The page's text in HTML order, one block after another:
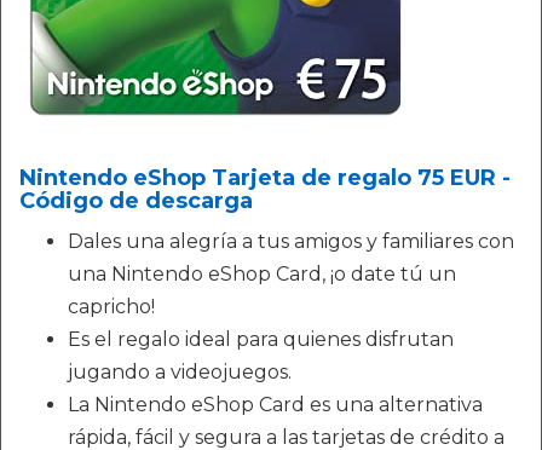
Nintendo eShop Tarjeta de regalo 75 EUR -
Código de descarga
Dales una alegría a tus amigos y familiares con
una Nintendo eShop Card, ¡o date tú un
capricho!
Es el regalo ideal para quienes disfrutan
jugando a videojuegos.
La Nintendo eShop Card es una alternativa
rápida, fácil y segura a las tarjetas de crédito a